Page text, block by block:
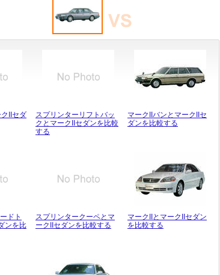
IIセダ
スプリンターリフトバッ
クとマークIIセダンを比較
する
マークIIバンとマークIIセ
ダンを比較する
ドト
ンを比
スプリンタークーペとマ
ークIIセダンを比較する
マークIIとマークIIセダン
を比較する